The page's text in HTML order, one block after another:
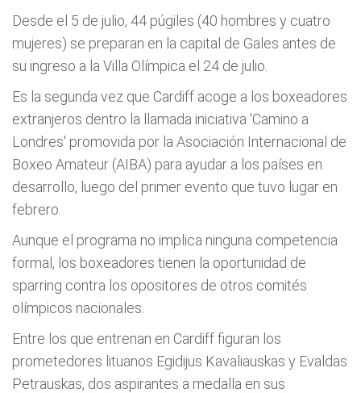
Desde el 5 de julio, 44 púgiles (40 hombres y cuatro
mujeres) se preparan en la capital de Gales antes de
su ingreso a la Villa Olímpica el 24 de julio.
Es la segunda vez que Cardiff acoge a los boxeadores
extranjeros dentro la llamada iniciativa 'Camino a
Londres' promovida por la Asociación Internacional de
Boxeo Amateur (AIBA) para ayudar a los países en
desarrollo, luego del primer evento que tuvo lugar en
febrero.
Aunque el programa no implica ninguna competencia
formal, los boxeadores tienen la oportunidad de
sparring contra los opositores de otros comités
olímpicos nacionales.
Entre los que entrenan en Cardiff figuran los
prometedores lituanos Egidijus Kavaliauskas y Evaldas
Petrauskas, dos aspirantes a medalla en sus